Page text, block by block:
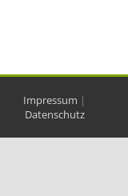
Impressum |
Datenschutz